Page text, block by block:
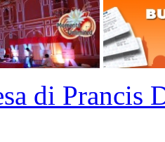
di Prancis